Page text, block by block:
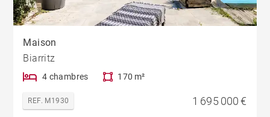
Maison
Biarritz
4 chambres 170 m²
REF. M1930 1 695 000 €